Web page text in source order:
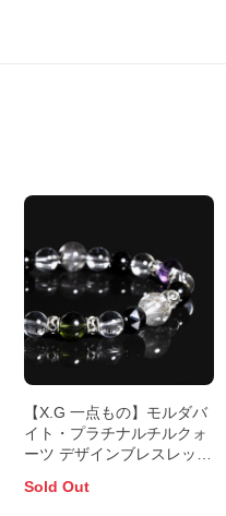
【X.G 一点もの】モルダバ
イト・プラチナルチルクォ
ーツ デザインブレスレット
Sold Out